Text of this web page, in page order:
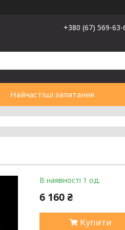
+380 (67) 569-63-
Найчастіші запитання
В наявності 1 од.
6 160 ₴
Купити